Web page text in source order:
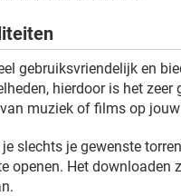
gebruiksvriendelijk en
hierdoor is het zeer
muziek of films op
slechts je gewenste
openen. Het downloaden